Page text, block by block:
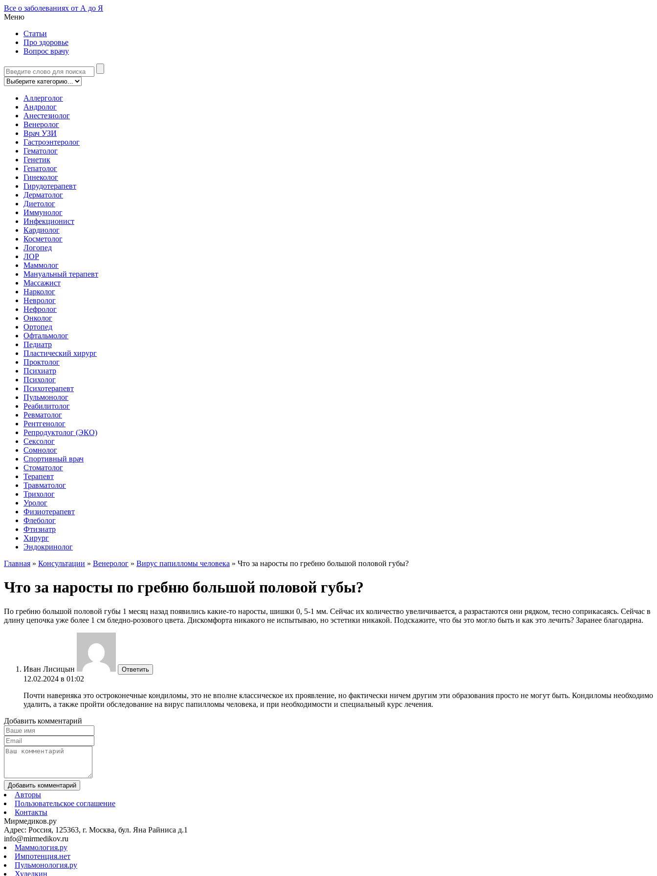
Все о заболеваниях от А до Я
Меню
Статьи
Про здоровье
Вопрос врачу
Аллерголог
Андролог
Анестезиолог
Венеролог
Врач УЗИ
Гастроэнтеролог
Гематолог
Генетик
Гепатолог
Гинеколог
Гирудотерапевт
Дерматолог
Диетолог
Иммунолог
Инфекционист
Кардиолог
Косметолог
Логопед
ЛОР
Маммолог
Мануальный терапевт
Массажист
Нарколог
Невролог
Нефролог
Онколог
Ортопед
Офтальмолог
Педиатр
Пластический хирург
Проктолог
Психиатр
Психолог
Психотерапевт
Пульмонолог
Реабилитолог
Ревматолог
Рентгенолог
Репродуктолог (ЭКО)
Сексолог
Сомнолог
Спортивный врач
Стоматолог
Терапевт
Травматолог
Трихолог
Уролог
Физиотерапевт
Флеболог
Фтизиатр
Хирург
Эндокринолог
Главная » Консультации » Венеролог » Вирус папилломы человека » Что за наросты по гребню большой половой губы?
Что за наросты по гребню большой половой губы?
По гребню большой половой губы 1 месяц назад появились какие-то наросты, шишки 0, 5-1 мм. Сейчас их количество увеличивается, а разрастаются они рядком, тесно соприкасаясь. Сейчас в
длину цепочка уже более 1 см бледно-розового цвета. Дискомфорта никакого не испытываю, но эстетики никакой. Подскажите, что бы это могло быть и как это лечить? Заранее благодарна.
Иван Лисицын Ответить
12.02.2024 в 01:02
Почти наверняка это остроконечные кондиломы, это не вполне классическое их проявление, но фактически ничем другим эти образования просто не могут быть. Кондиломы необходимо
удалить, а также пройти обследование на вирус папилломы человека, и при необходимости и специальный курс лечения.
Добавить комментарий
Добавить комментарий
Авторы
Пользовательское соглашение
Контакты
Мирмедиков.ру
Адрес: Россия, 125363, г. Москва, бул. Яна Райниса д.1
info@mirmedikov.ru
Маммология.ру
Импотенция.нет
Пульмонология.ру
Худелкин